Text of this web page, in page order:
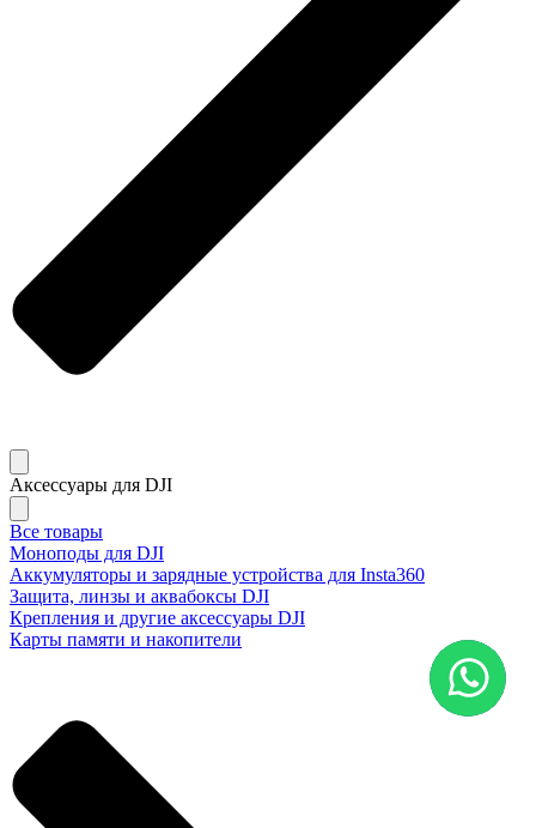
Аксессуары для DJI
Все товары
Моноподы для DJI
Аккумуляторы и зарядные устройства для Insta360
Защита, линзы и аквабоксы DJI
Крепления и другие аксессуары DJI
Карты памяти и накопители